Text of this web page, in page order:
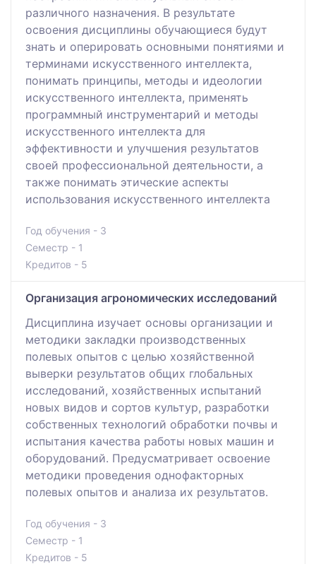
различного назначения. В результате
освоения дисциплины обучающиеся будут
знать и оперировать основными понятиями и
терминами искусственного интеллекта,
понимать принципы, методы и идеологии
искусственного интеллекта, применять
программный инструментарий и методы
искусственного интеллекта для
эффективности и улучшения результатов
своей профессиональной деятельности, а
также понимать этические аспекты
использования искусственного интеллекта
Год обучения - 3
Семестр - 1
Кредитов - 5
Организация агрономических исследований
Дисциплина изучает основы организации и
методики закладки производственных
полевых опытов с целью хозяйственной
выверки результатов общих глобальных
исследований, хозяйственных испытаний
новых видов и сортов культур, разработки
собственных технологий обработки почвы и
испытания качества работы новых машин и
оборудований. Предусматривает освоение
методики проведения однофакторных
полевых опытов и анализа их результатов.
Год обучения - 3
Семестр - 1
Кредитов - 5